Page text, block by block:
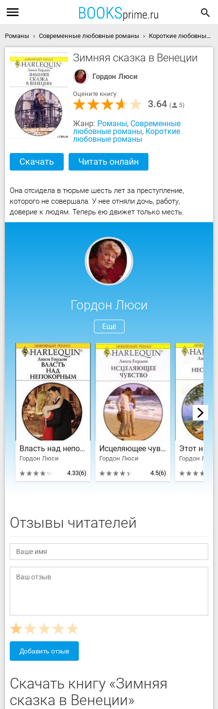
Романы Современные любовные романы Короткие любовные романы
Зимняя сказка в Венеции
Гордон Люси
Оцените книгу
3.64 5
Жанр: Романы, Современные
любовные романы, Короткие
любовные романы
Скачать Читать онлайн
Она отсидела в тюрьме шесть лет за преступление,
которого не совершала. У нее отняли дочь, работу,
доверие к людям. Теперь ею движет только месть.
Гордон Люси
Ещё
Власть над непокорным
Гордон Люси
4.33(6)
Исцеляющее чувство
Гордон Люси
4.5(6)
Гордон Люси
Отзывы читателей
Добавить отзыв
Скачать книгу «Зимняя
сказка в Венеции»